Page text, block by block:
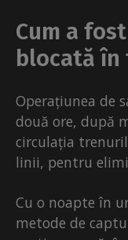
Cum a
blocată
Operațiunea de
două ore, după
circulația
linii, pentru
Cu o noapte în
metode de